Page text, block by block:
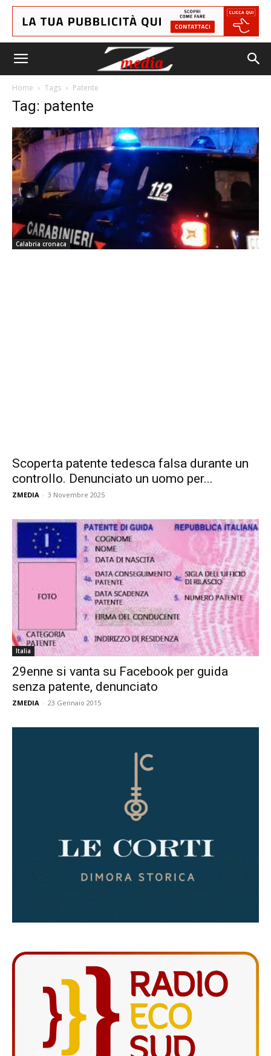
Home Tags Patente
Tag: patente
Calabria cronaca
Scoperta patente tedesca falsa durante un
controllo. Denunciato un uomo per...
ZMEDIA - 3 Novembre 2025
Italia
29enne si vanta su Facebook per guida
senza patente, denunciato
ZMEDIA - 23 Gennaio 2015